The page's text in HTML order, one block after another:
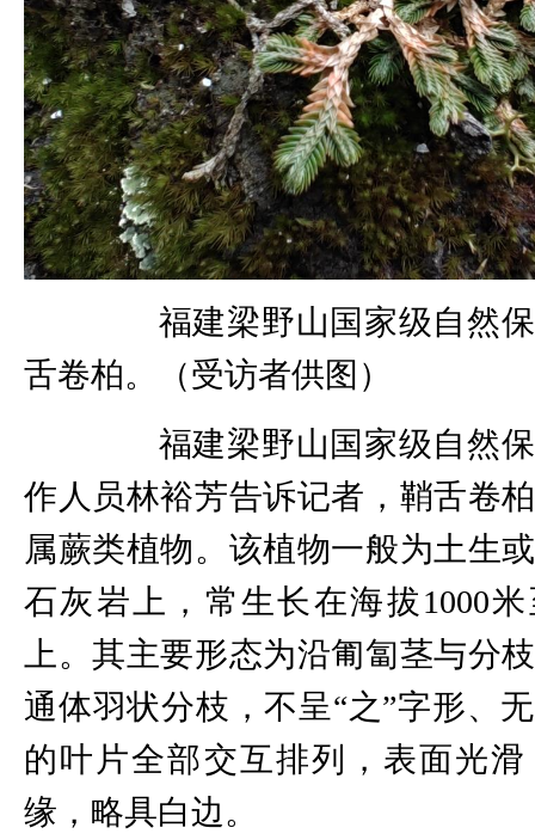
福建梁野山国家级自然保
舌卷柏。（受访者供图）
福建梁野山国家级自然保
作人员林裕芳告诉记者，鞘舌卷
属蕨类植物。该植物一般为土生
石灰岩上，常生长在海拔1000米
上。其主要形态为沿匍匐茎与分
通体羽状分枝，不呈“之”字形、
的叶片全部交互排列，表面光
缘，略具白边。